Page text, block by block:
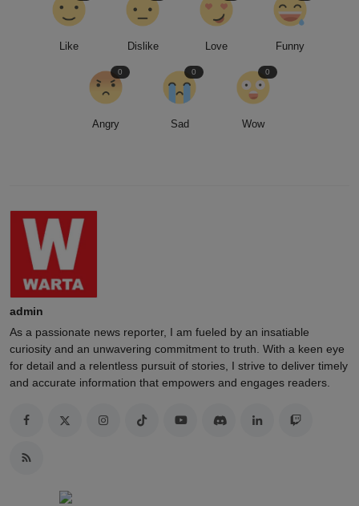
Like Dislike Love Funny
Angry
0
Sad
0
Wow
0
admin
As a passionate news reporter, I am fueled by an insatiable
curiosity and an unwavering commitment to truth. With a keen eye
for detail and a relentless pursuit of stories, I strive to deliver timely
and accurate information that empowers and engages readers.